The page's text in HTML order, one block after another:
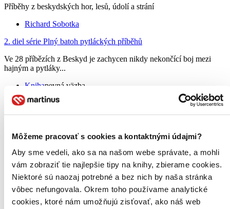
Môžeme pracovať s cookies a kontaktnými údajmi?
Aby sme vedeli, ako sa na našom webe správate, a mohli
vám zobraziť tie najlepšie tipy na knihy, zbierame cookies.
Niektoré sú naozaj potrebné a bez nich by naša stránka
vôbec nefungovala. Okrem toho používame analytické
cookies, ktoré nám umožňujú zisťovať, ako náš web
Příběhy z beskydských hor, lesů, údolí a strání
Richard Sobotka
2. diel série Plný batoh pytláckých příběhů
Ve 28 příbězích z Beskyd je zachycen nikdy nekončící boj mezi
hajným a pytláky...
Knihapevná väzba
8,10 €
Na sklade 1 ks
Túto knihu máme síce aktuálne na sklade, máme však už iba
Dodanie ďalších môže trvať dlhšie, zvyčajne do šiestich dní.
Pridať do zoznamu
Vložiť do košíka